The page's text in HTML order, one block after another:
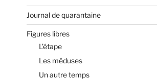
Journal de quarantaine
Figures libres
L’étape
Les méduses
Un autre temps